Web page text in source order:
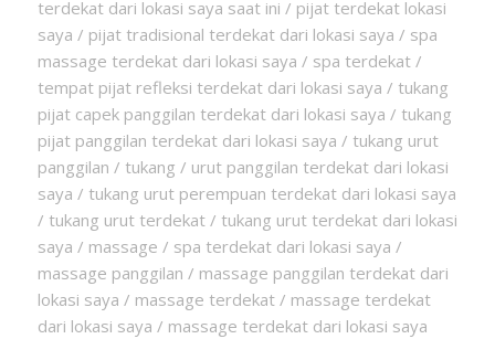
terdekat dari lokasi saya saat ini / pijat terdekat lokasi
saya / pijat tradisional terdekat dari lokasi saya / spa
massage terdekat dari lokasi saya / spa terdekat /
tempat pijat refleksi terdekat dari lokasi saya / tukang
pijat capek panggilan terdekat dari lokasi saya / tukang
pijat panggilan terdekat dari lokasi saya / tukang urut
panggilan / tukang / urut panggilan terdekat dari lokasi
saya / tukang urut perempuan terdekat dari lokasi saya
/ tukang urut terdekat / tukang urut terdekat dari lokasi
saya / massage / spa terdekat dari lokasi saya /
massage panggilan / massage panggilan terdekat dari
lokasi saya / massage terdekat / massage terdekat
dari lokasi saya / massage terdekat dari lokasi saya